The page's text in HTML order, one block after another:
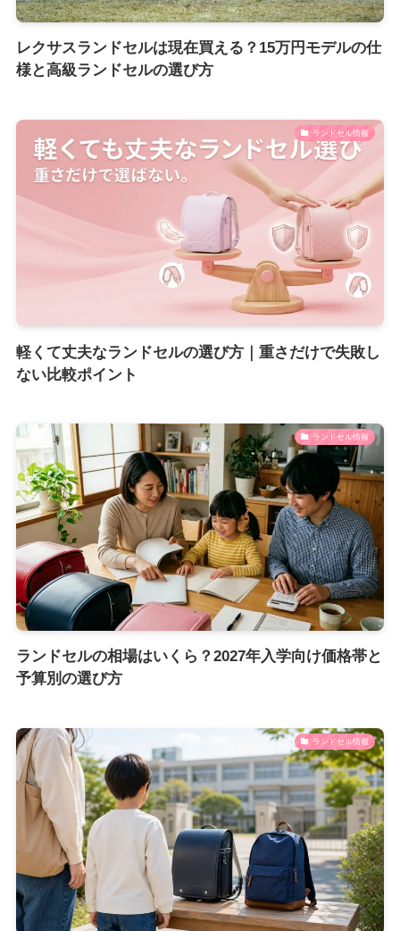
レクサスランドセルは現在買える？15万円モデルの仕
様と高級ランドセルの選び方
ランドセル情報
軽くて丈夫なランドセルの選び方｜重さだけで失敗し
ない比較ポイント
ランドセル情報
ランドセルの相場はいくら？2027年入学向け価格帯と
予算別の選び方
ランドセル情報